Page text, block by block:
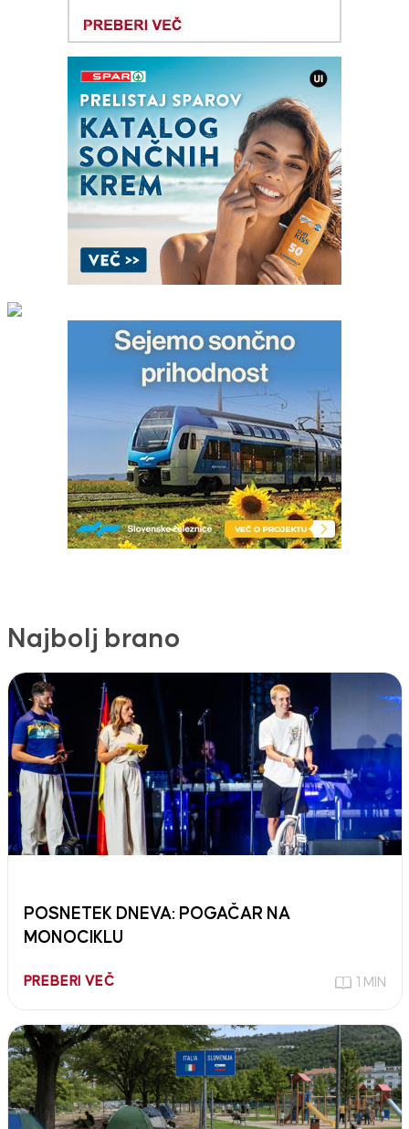
Najbolj brano
POSNETEK DNEVA: POGAČAR NA
MONOCIKLU
PREBERI VEČ 1 MIN